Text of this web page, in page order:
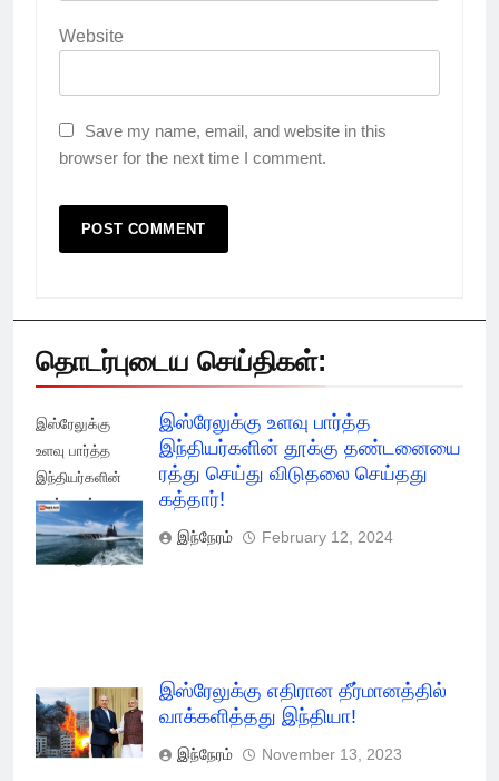
Website
Save my name, email, and website in this
browser for the next time I comment.
தொடர்புடைய செய்திகள்:
இஸ்ரேலுக்கு
உளவு பார்த்த
இந்தியர்களின்
தூக்கு ரத்து
செய்து விடுதலை
செய்தது கத்தார்!
இஸ்ரேலுக்கு உளவு பார்த்த
இந்தியர்களின் தூக்கு தண்டனையை
ரத்து செய்து விடுதலை செய்தது
கத்தார்!
இந்நேரம் February 12, 2024
இஸ்ரேலுக்கு எதிரான தீர்மானத்தில்
வாக்களித்தது இந்தியா!
இந்நேரம் November 13, 2023